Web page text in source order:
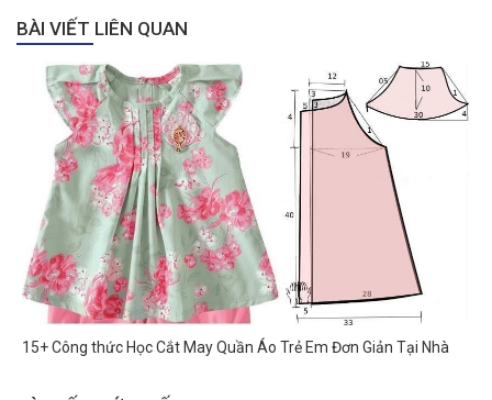
BÀI VIẾT LIÊN QUAN
15+ Công thức Học Cắt May Quần Áo Trẻ Em Đơn Giản Tại Nhà